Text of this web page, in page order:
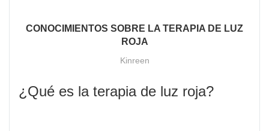
CONOCIMIENTOS SOBRE LA TERAPIA DE LUZ
ROJA
Kinreen
¿Qué es la terapia de luz roja?